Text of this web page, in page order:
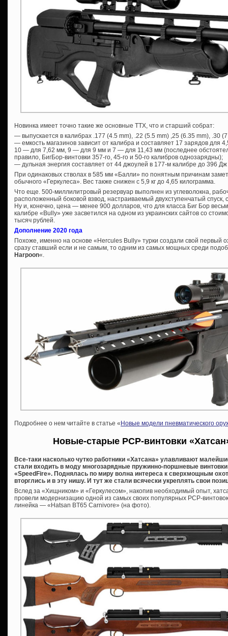
Новинка имеет точно такие же основные ТТХ, что и старший собрат:
— выпускается в калибрах .177 (4.5 mm), .22 (5.5 mm) ,25 (6.35 mm), .30
— емкость магазинов зависит от калибра и составляет 17 зарядов
10 — для 7,62 мм, 9 — для 9 мм и 7 — для 11,43 мм (последнее
правило, БигБор-винтовки 357-го, 45-го и 50-го калибров однозарядны);
— дульная энергия составляет от 44 джоулей в 177-м калибре до 396
При одинаковых стволах в 585 мм «Балли» по понятным причинам
обычного «Геркулеса». Вес также снижен с 5,9 кг до 4,65 килограмма.
Что еще. 500-миллилитровый резервуар выполнен из углеволокна,
расположенный боковой взвод, настраиваемый двухступенчатый
Ну и, конечно, цена — менее 900 долларов, что для класса Биг Бор
калибре «Bully» уже засветился на одном из украинских сайтов со
тысяч рублей.
Дополнение 2020 года
Похоже, именно на основе «Hercules Bully» турки создали свой первый
сразу ставший если и не самым, то одним из самых мощных среди
Harpoon«.
Подробнее о нем читайте в статье «Новые модели пневматического
Новые-старые PCP-винтовки
Все-таки насколько чутко работники «Хатсана» улавливают
стали входить в моду многозарядные пружинно-поршневые
«SpeedFire». Поднялась по миру волна интереса к сверхмощным
вторглись и в эту нишу. И тут же стали всячески укреплять свои
Вслед за «Хищником» и «Геркулесом», накопив необходимый опыт,
провели модернизацию одной из самых своих популярных PCP-
линейка — «Hatsan BT65 Carnivore» (на фото).